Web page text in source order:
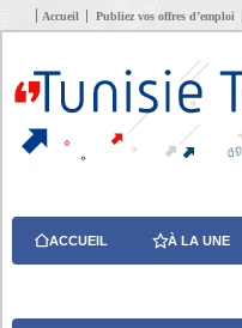
Accueil Publiez vos offres d’emploi
ACCUEIL À LA UNE